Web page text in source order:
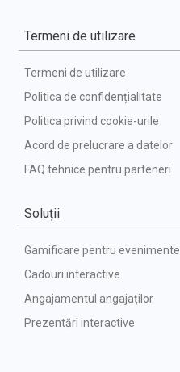
Termeni de utilizare
Termeni de utilizare
Politica de confidențialitate
Politica privind cookie-urile
Acord de prelucrare a datelor
FAQ tehnice pentru parteneri
Soluții
Gamificare pentru evenimente
Cadouri interactive
Angajamentul angajaților
Prezentări interactive